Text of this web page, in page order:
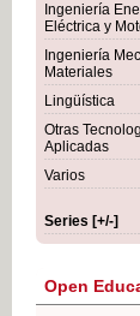
Ingeniería
Eléctrica y
Ingeniería
Materiales
Lingüística
Otras
Aplicadas
Varios
Series [+/-]
Open